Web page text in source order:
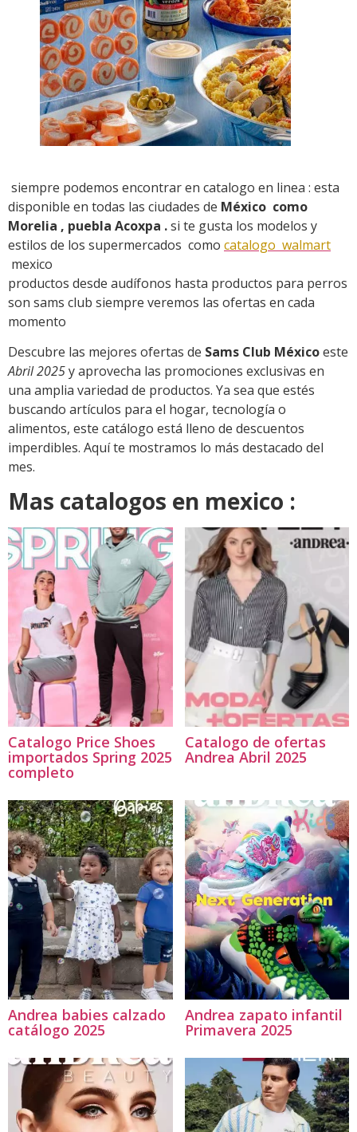
siempre podemos encontrar en catalogo en linea : esta
disponible en todas las ciudades de México como
Morelia , puebla Acoxpa .si te gusta los modelos y
estilos de los supermercados como catalogo walmart
mexico
productos desde audífonos hasta productos para perros
son sams club siempre veremos las ofertas en cada
momento
Descubre las mejores ofertas de Sams Club Méxicoeste
Abril 2025y aprovecha las promociones exclusivas en
una amplia variedad de productos. Ya sea que estés
buscando artículos para el hogar, tecnología o
alimentos, este catálogo está lleno de descuentos
imperdibles. Aquí te mostramos lo más destacado del
mes.
Mas catalogos en mexico :
Catalogo Price Shoes
importados Spring 2025
completo
Catalogo de ofertas
Andrea Abril 2025
Andrea babies calzado
catálogo 2025
Andrea zapato infantil
Primavera 2025